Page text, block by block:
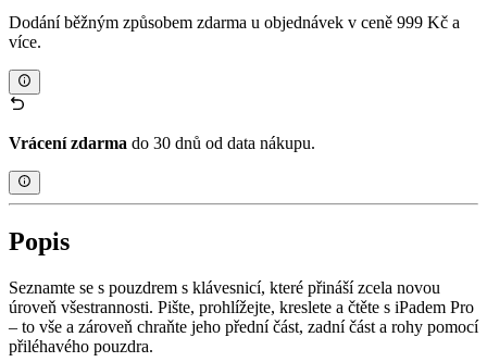
Dodání běžným způsobem zdarma u objednávek v ceně 999 Kč a
více.
Vrácení zdarma do 30 dnů od data nákupu.
Popis
Seznamte se s pouzdrem s klávesnicí, které přináší zcela novou
úroveň všestrannosti. Pište, prohlížejte, kreslete a čtěte s iPadem Pro
– to vše a zároveň chraňte jeho přední část, zadní část a rohy pomocí
přiléhavého pouzdra.